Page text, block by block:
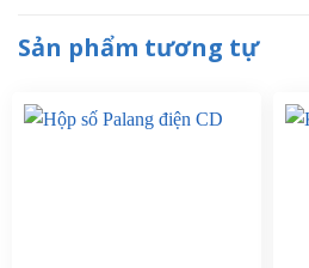
Sản phẩm tương tự